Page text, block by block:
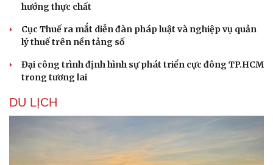
hướng thực chất
Cục Thuế ra mắt diễn đàn pháp luật và nghiệp vụ quản
lý thuế trên nền tảng số
Đại công trình định hình sự phát triển cực đông TP.HCM
trong tương lai
DU LỊCH